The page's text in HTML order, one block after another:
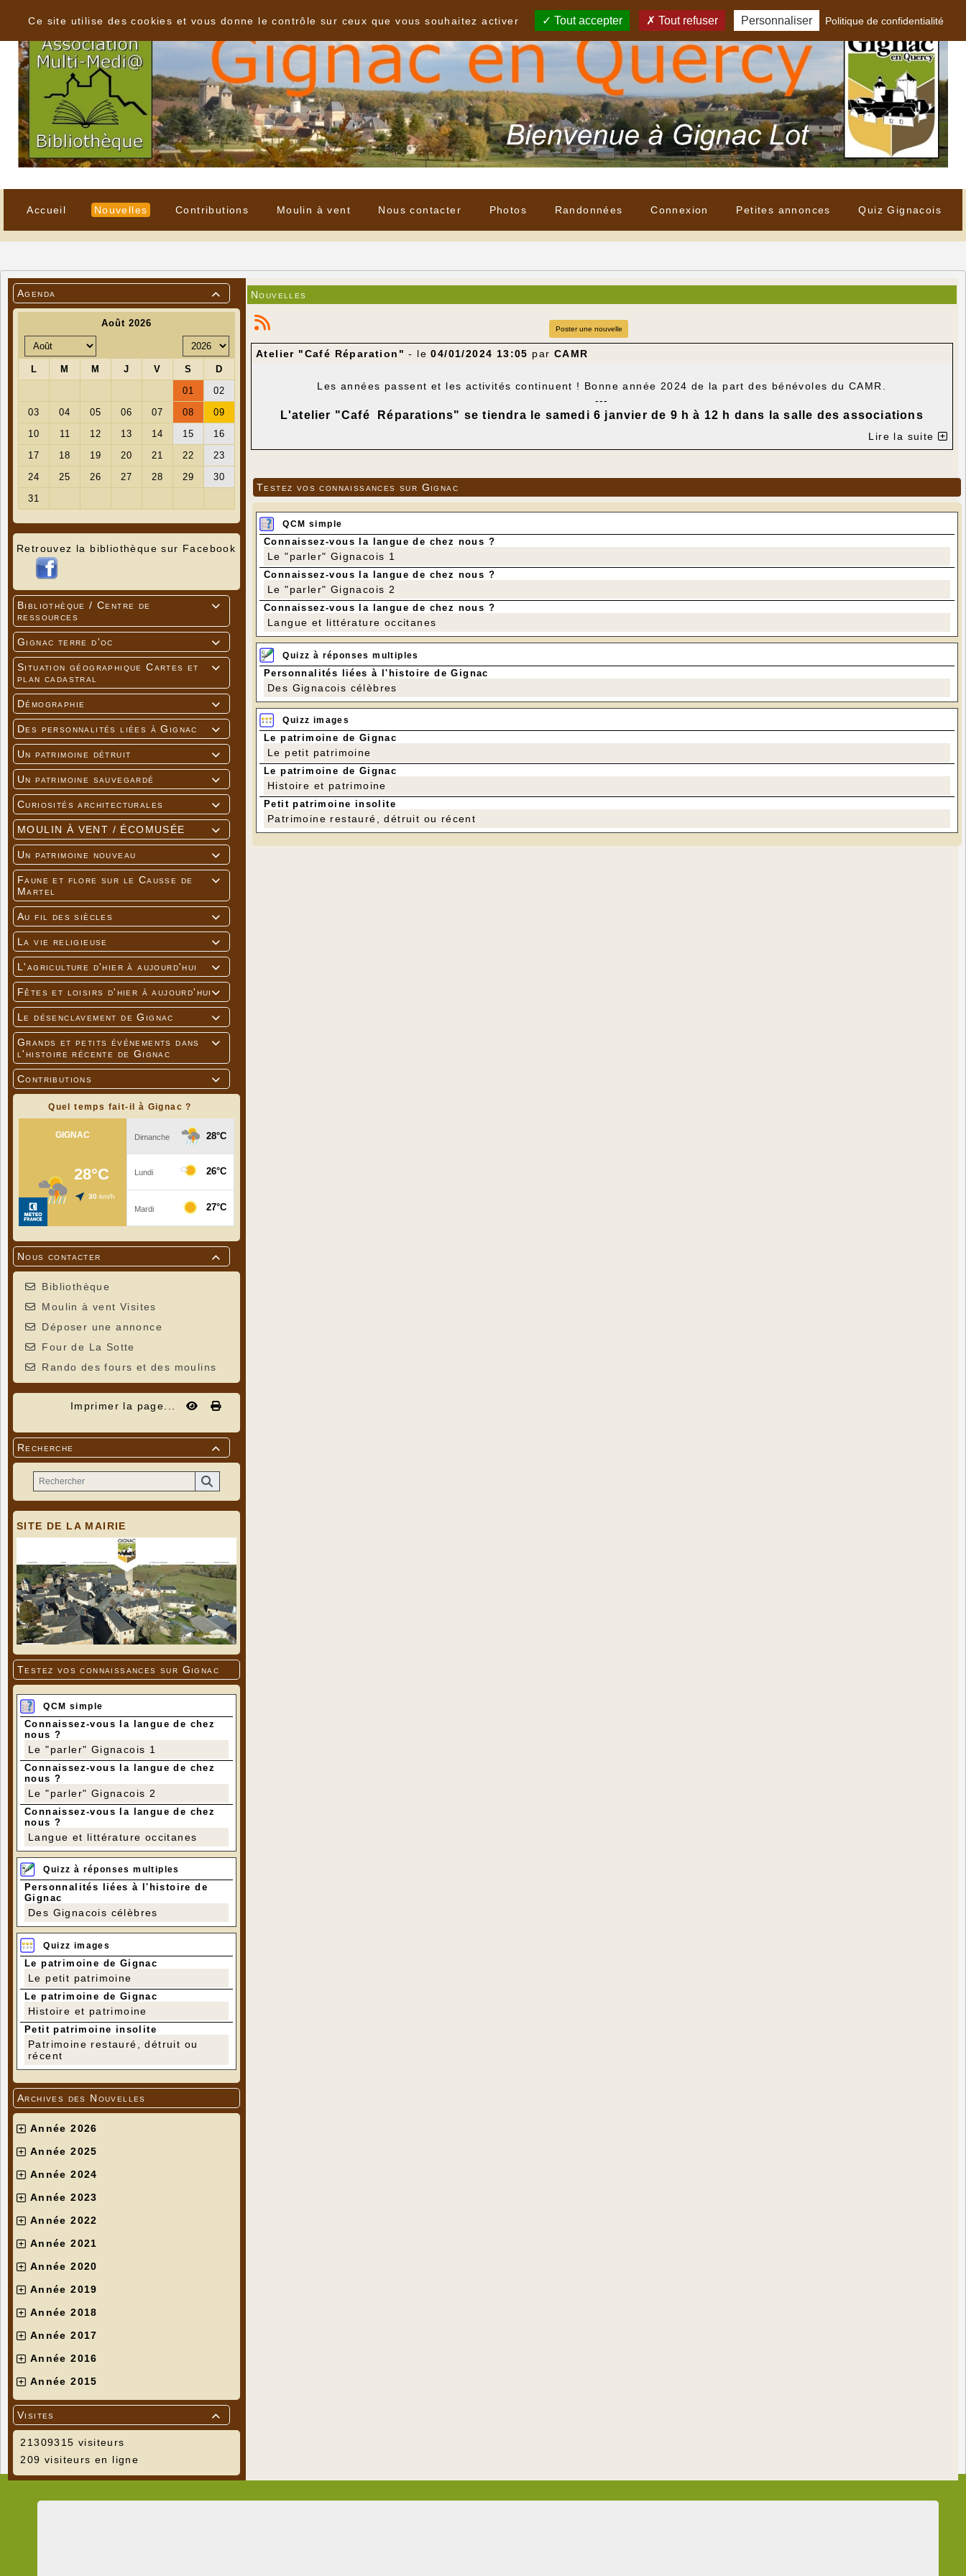
Accueil Nouvelles Contributions Moulin à vent Nous contacter Photos Randonnées Connexion Petites annonces Quiz Gignacois

Agenda
Retrouvez la bibliothèque sur Facebook

Bibliothèque / Centre de
ressources

Gignac terre d'oc

Situation géographique Cartes et
plan cadastral

Démographie

Des personnalités liées à Gignac

Un patrimoine détruit

Un patrimoine sauvegardé

Curiosités architecturales

MOULIN À VENT / ÉCOMUSÉE

Un patrimoine nouveau

Faune et flore sur le Causse de
Martel

Au fil des siècles

La vie religieuse

L'agriculture d'hier à aujourd'hui

Fêtes et loisirs d'hier à aujourd'hui

Le désenclavement de Gignac

Grands et petits événements dans
l'histoire récente de Gignac

Contributions
Quel temps fait-il à Gignac ?

Nous contacter
Bibliothèque
Moulin à vent Visites
Déposer une annonce
Four de La Sotte
Rando des fours et des moulins
Imprimer la page...

Recherche
SITE DE LA MAIRIE
Testez vos connaissances sur Gignac
QCM simple
Connaissez-vous la langue de chez
nous ?
Le "parler" Gignacois 1
Connaissez-vous la langue de chez
nous ?
Le "parler" Gignacois 2
Connaissez-vous la langue de chez
nous ?
Langue et littérature occitanes
Quizz à réponses multiples
Personnalités liées à l'histoire de
Gignac
Des Gignacois célèbres
Quizz images
Le patrimoine de Gignac
Le petit patrimoine
Le patrimoine de Gignac
Histoire et patrimoine
Petit patrimoine insolite
Patrimoine restauré, détruit ou
récent
Archives des Nouvelles
Année 2026
Année 2025
Année 2024
Année 2023
Année 2022
Année 2021
Année 2020
Année 2019
Année 2018
Année 2017
Année 2016
Année 2015

Visites
21309315 visiteurs
209 visiteurs en ligne
Nouvelles
Poster une nouvelle
Atelier "Café Réparation" - le04/01/2024 13:05 par CAMR
Les années passent et les activités continuent ! Bonne année 2024 de la part des bénévoles du CAMR.
---
L'atelier "Café Réparations" se tiendra le samedi 6 janvier de 9 h à 12 h dans la salle des associations
Lire la suite
Testez vos connaissances sur Gignac
QCM simple
Connaissez-vous la langue de chez nous ?
Le "parler" Gignacois 1
Connaissez-vous la langue de chez nous ?
Le "parler" Gignacois 2
Connaissez-vous la langue de chez nous ?
Langue et littérature occitanes
Quizz à réponses multiples
Personnalités liées à l'histoire de Gignac
Des Gignacois célèbres
Quizz images
Le patrimoine de Gignac
Le petit patrimoine
Le patrimoine de Gignac
Histoire et patrimoine
Petit patrimoine insolite
Patrimoine restauré, détruit ou récent
Ce site utilise des cookies et vous donne le contrôle sur ceux que vous souhaitez activer
Tout accepter Tout refuser Personnaliser Politique de confidentialité